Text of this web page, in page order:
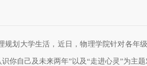
规划大学生活，近日，物理学院针对各年
识你自己及未来两年”以及“走进心灵”为主题